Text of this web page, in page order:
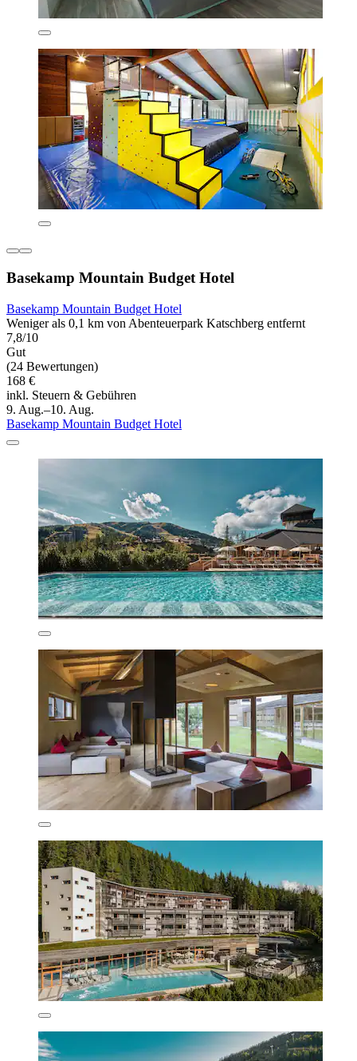
Basekamp Mountain Budget Hotel
Basekamp Mountain Budget Hotel
Weniger als 0,1 km von Abenteuerpark Katschberg entfernt
7,8/10
Gut
(24 Bewertungen)
168 €
inkl. Steuern & Gebühren
9. Aug.–10. Aug.
Basekamp Mountain Budget Hotel